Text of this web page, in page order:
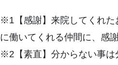
※1【感謝】来院してくれた
に働いてくれる仲間に、感
※2【素直】分からない事は